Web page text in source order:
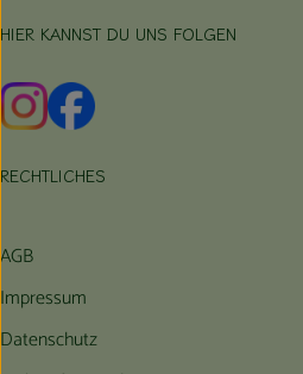
HIER KANNST DU UNS FOLGEN
Externer Link zu https://
Externer Link zu https://
RECHTLICHES
AGB
Impressum
Datenschutz